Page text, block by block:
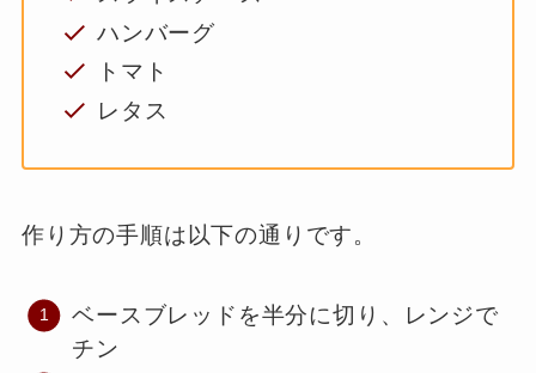
ハンバーグ
トマト
レタス
作り方の手順は以下の通りです。
ベースブレッドを半分に切り、レンジで
チン